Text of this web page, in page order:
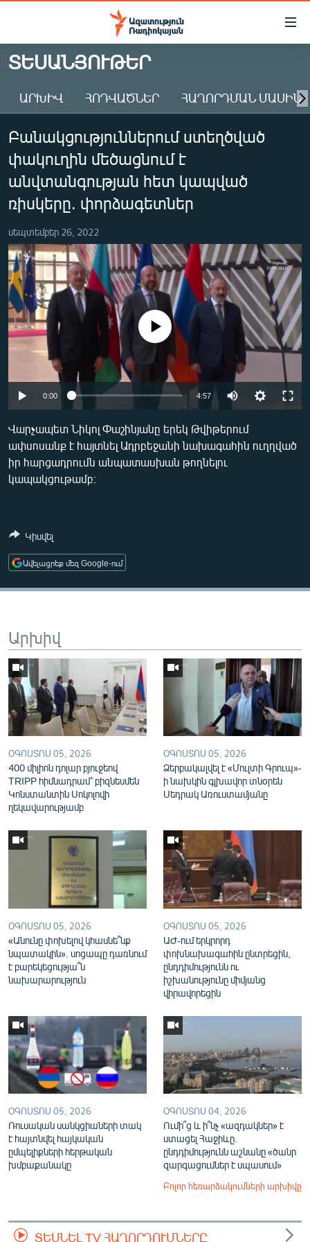
Մատչելիության
Անցնել
հիմնական
Անցնել
հիմնական
մենյուին
Որոնում
ԱԶԱՏՈՒԹՅՈՒՆ TV
ՀԱՅԱՍՏԱՆ
ԸՆՏՐՈՒԹՅՈՒՆՆԵՐ 2026
ԻՐԱՎՈՒՆՔ
ՀԱՍԱՐԱԿՈՒԹՅՈՒՆ
ՂԱՐԱԲԱՂ
ՊԱՏԵՐԱԶՄԻ 6 ՇԱԲԱԹՆԵՐԸ
ՏԱՐԱԾԱՇՐՋԱՆ
ՄԻՋԱԶԳԱՅԻՆ
ՄՇԱԿՈՒՅԹ
ՄԵԿՆԱԲԱՆՈՒԹՅՈՒՆ
ՏՏ ԵՒ ԻՆՏԵՐՆԵՏ
ԿՈՐՈՆԱՎԻՐՈՒՍ
ԱՐԽԻՎ
ՁԳՏԵԼՈՎ ԼԱՎԱԳՈՒՅՆԻՆ
ՓՈԴՔԱՍԹ
English
Русский
ՀԵՏԵՎԵՔ ՄԵԶ
«Ազատության» բոլոր կայքերը
ՏԵՍԱՆՅՈՒԹԵՐ
ԱՐԽԻՎ ՀՈԴՎԱԾՆԵՐ ՀԱՂՈՐԴՄԱՆ ՄԱՍԻՆ
Բանակցություններում ստեղծված
փակուղին մեծացնում է
անվտանգության հետ կապված
ռիսկերը. փորձագետներ
սեպտեմբեր 26, 2022
Auto
No media source currently available
0:00 4:57
360p
Վարչապետ Նիկոլ Փաշինյանը երեկ Թվիթերում
ափսոսանք է հայտնել Ադրբեջանի նախագահին ուղղված
իր հարցադրումն անպատասխան թողնելու
կապակցութամբ։
Կիսվել
Ավելացրեք մեզ Google-ում
Արխիվ
ՕԳՈՍՏՈՍ 05, 2026
400 միլիոն դոլար բյուջեով
TRIPP հիմնադրամ՝ բիզնեսմեն
Կոնստանտին Սոկոլովի
ղեկավարությամբ
ՕԳՈՍՏՈՍ 05, 2026
Ձերբակալվել է «Մուլտի Գրուպ»-
ի նախկին գլխավոր տնօրեն
Սեդրակ Առուստամյանը
ՕԳՈՍՏՈՍ 05, 2026
«Անունը փոխելով կհասնե՞նք
նպատակին». սոցապը դառնում
է բարեկեցությա՞ն
նախարարություն
ՕԳՈՍՏՈՍ 05, 2026
ԱԺ-ում երկրորդ
փոխնախագահին ընտրեցին,
ընդդիմությունն ու
իշխանությունը միմյանց
վիրավորեցին
ՕԳՈՍՏՈՍ 05, 2026
Ռուսական սանկցիաների տակ
է հայտնվել հայկական
ըմպելիքների հերթական
խմբաքանակը
ՕԳՈՍՏՈՍ 04, 2026
Ումի՞ց և ի՞նչ «ազդակներ» է
ստացել Հաջիևը.
ընդդիմությունն աշնանը «ծանր
զարգացումներ է սպասում»
Բոլոր հեռարձակումների արխիվը
ՏԵՍՆԵԼ TV ՀԱՂՈՐԴՈՒՄՆԵՐԸ